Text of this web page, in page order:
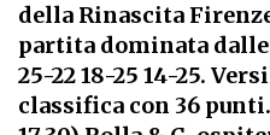
della Rinascita
partita dominata dalle
25-22 18-25 14-25.
classifica con 36